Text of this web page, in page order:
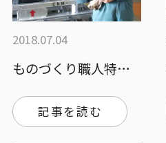
2018.07.04
ものづくり職人特集Vol.3
記事を読む